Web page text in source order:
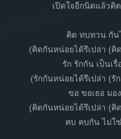
เปิดใจอีกนิดแล้วคิ
คิด ทบทวน กัน
(คิดกันหน่อยได้รึเปล่า (คิ
รัก รักกัน เป็นเรื่
(รักกันหน่อยได้รึเปล่า (รั
ขอ ขอเธอ มอ
(คิดกันหน่อยได้รึเปล่า (คิ
คบ คบกัน ไม่ใ